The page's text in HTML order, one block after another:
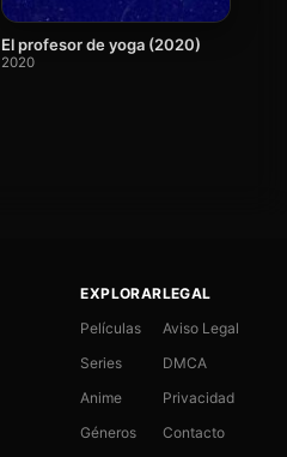
El profesor de yoga (2020)
2020
EXPLORAR
Películas
Series
Anime
Géneros
LEGAL
Aviso Legal
DMCA
Privacidad
Contacto